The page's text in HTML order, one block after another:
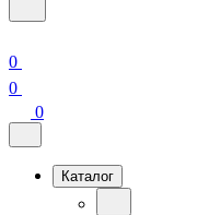
0
0
0
Каталог